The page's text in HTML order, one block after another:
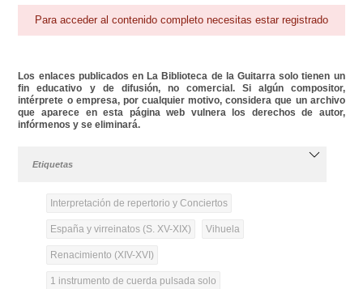
Para acceder al contenido completo necesitas estar registrado
Los enlaces publicados en La Biblioteca de la Guitarra solo tienen un
fin educativo y de difusión, no comercial. Si algún compositor,
intérprete o empresa, por cualquier motivo, considera que un archivo
que aparece en esta página web vulnera los derechos de autor,
infórmenos y se eliminará.
Etiquetas
Interpretación de repertorio y Conciertos
España y virreinatos (S. XV-XIX) Vihuela
Renacimiento (XIV-XVI)
1 instrumento de cuerda pulsada solo